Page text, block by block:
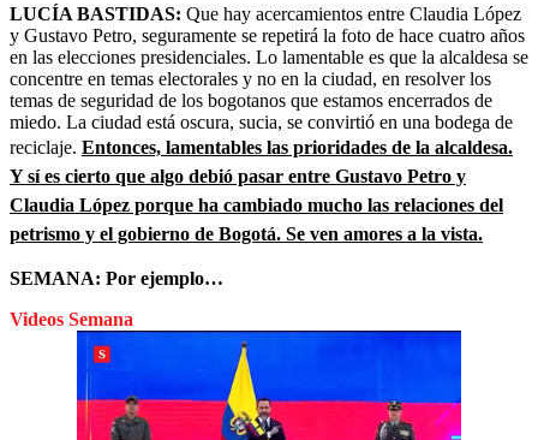
LUCÍA BASTIDAS: Que hay acercamientos entre Claudia López
y Gustavo Petro, seguramente se repetirá la foto de hace cuatro años
en las elecciones presidenciales. Lo lamentable es que la alcaldesa se
concentre en temas electorales y no en la ciudad, en resolver los
temas de seguridad de los bogotanos que estamos encerrados de
miedo. La ciudad está oscura, sucia, se convirtió en una bodega de
reciclaje. Entonces, lamentables las prioridades de la alcaldesa.
Y sí es cierto que algo debió pasar entre Gustavo Petro y
Claudia López porque ha cambiado mucho las relaciones del
petrismo y el gobierno de Bogotá. Se ven amores a la vista.
SEMANA: Por ejemplo…
Videos Semana